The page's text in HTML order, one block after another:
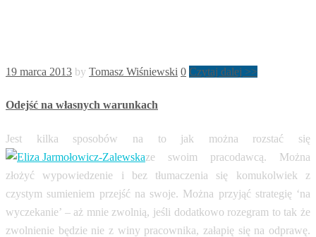
19 marca 2013 by Tomasz Wiśniewski 0 Czytaj dalej >>
Odejść na własnych warunkach
Jest kilka sposobów na to jak można rozstać się
ze swoim pracodawcą. Można
złożyć wypowiedzenie i bez tłumaczenia się komukolwiek z
czystym sumieniem przejść na swoje. Można przyjąć strategię ‘na
wyczekanie’ – aż mnie zwolnią, jeśli dodatkowo rozegram to tak że
zwolnienie będzie nie z winy pracownika, załapię się na odprawę.